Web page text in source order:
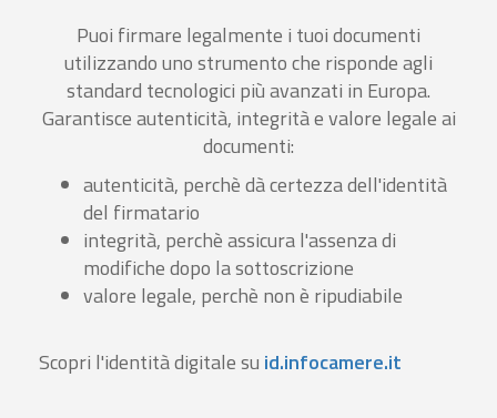
Puoi firmare legalmente i tuoi documenti
utilizzando uno strumento che risponde agli
standard tecnologici più avanzati in Europa.
Garantisce autenticità, integrità e valore legale ai
documenti:
autenticità, perchè dà certezza dell'identità
del firmatario
integrità, perchè assicura l'assenza di
modifiche dopo la sottoscrizione
valore legale, perchè non è ripudiabile
Scopri l'identità digitale su id.infocamere.it